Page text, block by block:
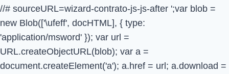
//# sourceURL=wizard-contrato-js-js-after ';var blob =
new Blob(['\ufeff', docHTML], { type:
'application/msword' }); var url =
URL.createObjectURL(blob); var a =
document.createElement('a'); a.href = url; a.download =